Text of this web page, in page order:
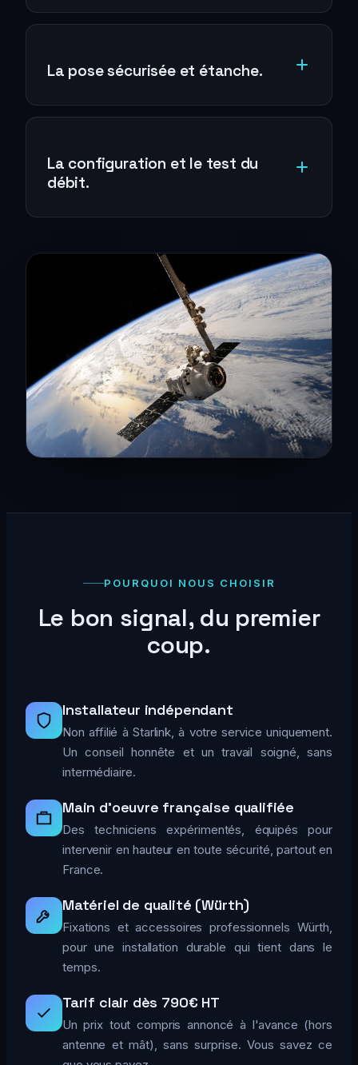
La pose sécurisée et étanche.
La configuration et le test du
débit.
POURQUOI NOUS CHOISIR
Le bon signal, du premier
coup.
Installateur indépendant
Non affilié à Starlink, à votre service uniquement.
Un conseil honnête et un travail soigné, sans
intermédiaire.
Main d'oeuvre française qualifiée
Des techniciens expérimentés, équipés pour
intervenir en hauteur en toute sécurité, partout en
France.
Matériel de qualité (Würth)
Fixations et accessoires professionnels Würth,
pour une installation durable qui tient dans le
temps.
Tarif clair dès 790€ HT
Un prix tout compris annoncé à l'avance (hors
antenne et mât), sans surprise. Vous savez ce